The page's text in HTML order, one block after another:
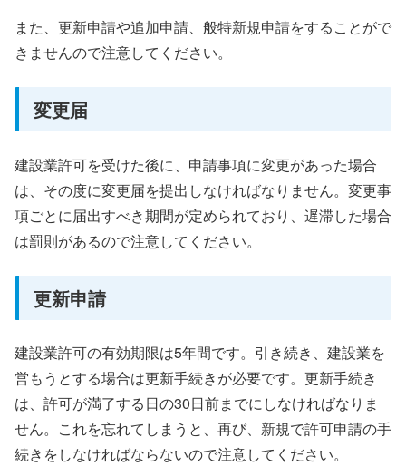
また、更新申請や追加申請、般特新規申請をすることがで
きませんので注意してください。
変更届
建設業許可を受けた後に、申請事項に変更があった場合
は、その度に変更届を提出しなければなりません。変更事
項ごとに届出すべき期間が定められており、遅滞した場合
は罰則があるので注意してください。
更新申請
建設業許可の有効期限は5年間です。引き続き、建設業を
営もうとする場合は更新手続きが必要です。更新手続き
は、許可が満了する日の30日前までにしなければなりま
せん。これを忘れてしまうと、再び、新規で許可申請の手
続きをしなければならないので注意してください。